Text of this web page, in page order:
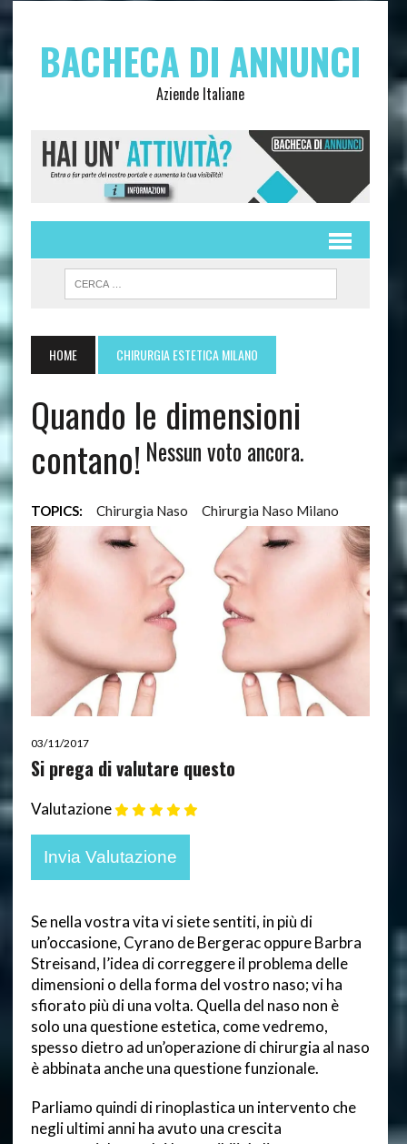
BACHECA DI ANNUNCI
Aziende Italiane
HOME CHIRURGIA ESTETICA MILANO
Quando le dimensioni
contano! Nessun voto ancora.
TOPICS: Chirurgia Naso Chirurgia Naso Milano
03/11/2017
Si prega di valutare questo
Valutazione
Se nella vostra vita vi siete sentiti, in più di
un’occasione, Cyrano de Bergerac oppure Barbra
Streisand, l’idea di correggere il problema delle
dimensioni o della forma del vostro naso; vi ha
sfiorato più di una volta. Quella del naso non è
solo una questione estetica, come vedremo,
spesso dietro ad un’operazione di chirurgia al naso
è abbinata anche una questione funzionale.
Parliamo quindi di rinoplastica un intervento che
negli ultimi anni ha avuto una crescita